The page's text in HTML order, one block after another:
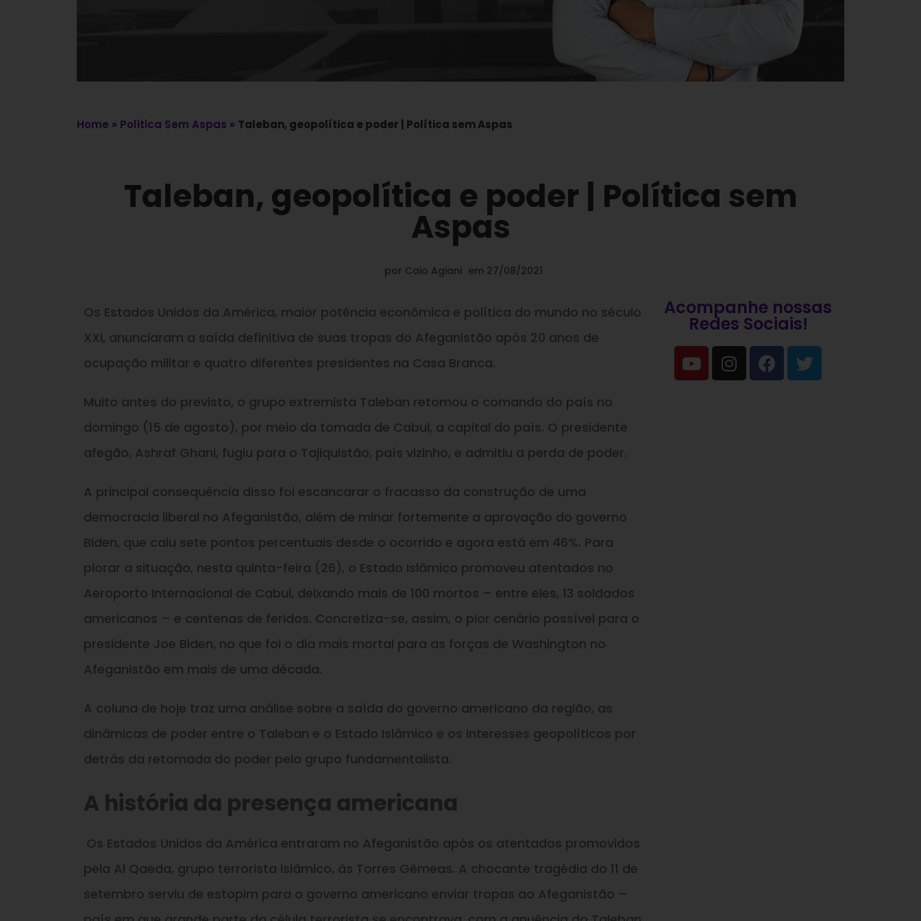
Home » Política Sem Aspas » Taleban, geopolítica e poder | Política sem Aspas
Taleban, geopolítica e poder | Política sem
Aspas
por Caio Agiani em 27/08/2021
Os Estados Unidos da América, maior potência econômica e política do mundo no século
XXI, anunciaram a saída definitiva de suas tropas do Afeganistão após 20 anos de
ocupação militar e quatro diferentes presidentes na Casa Branca.
Muito antes do previsto, o grupo extremista Taleban retomou o comando do país no
domingo (15 de agosto), por meio da tomada de Cabul, a capital do país. O presidente
afegão, Ashraf Ghani, fugiu para o Tajiquistão, país vizinho, e admitiu a perda de poder.
A principal consequência disso foi escancarar o fracasso da construção de uma
democracia liberal no Afeganistão, além de minar fortemente a aprovação do governo
Biden, que caiu sete pontos percentuais desde o ocorrido e agora está em 46%. Para
piorar a situação, nesta quinta-feira (26), o Estado Islâmico promoveu atentados no
Aeroporto Internacional de Cabul, deixando mais de 100 mortos – entre eles, 13 soldados
americanos – e centenas de feridos. Concretiza-se, assim, o pior cenário possível para o
presidente Joe Biden, no que foi o dia mais mortal para as forças de Washington no
Afeganistão em mais de uma década.
A coluna de hoje traz uma análise sobre a saída do governo americano da região, as
dinâmicas de poder entre o Taleban e o Estado Islâmico e os interesses geopolíticos por
detrás da retomada do poder pelo grupo fundamentalista.
A história da presença americana
Os Estados Unidos da América entraram no Afeganistão após os atentados promovidos
pela Al Qaeda, grupo terrorista islâmico, às Torres Gêmeas. A chocante tragédia do 11 de
setembro serviu de estopim para o governo americano enviar tropas ao Afeganistão –
Acompanhe nossas
Redes Sociais!